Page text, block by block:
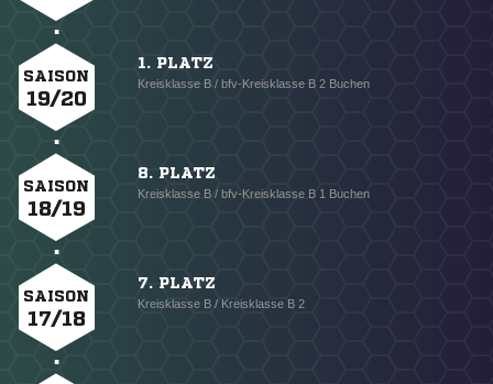
SAISON
19/20
1. PLATZ
Kreisklasse B / bfv-Kreisklasse B 2 Buchen
SAISON
18/19
8. PLATZ
Kreisklasse B / bfv-Kreisklasse B 1 Buchen
SAISON
17/18
7. PLATZ
Kreisklasse B / Kreisklasse B 2